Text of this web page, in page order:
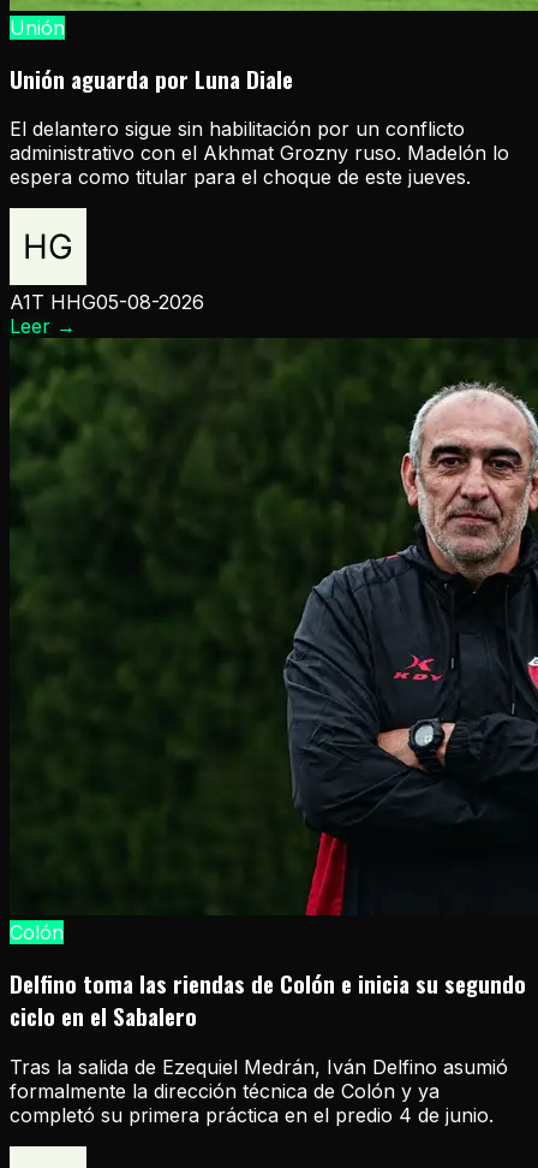
Unión
Unión aguarda por Luna Diale
El delantero sigue sin habilitación por un conflicto
administrativo con el Akhmat Grozny ruso. Madelón lo
espera como titular para el choque de este jueves.
A1T HHG05-08-2026
Leer →
Colón
Delfino toma las riendas de Colón e inicia su segundo
ciclo en el Sabalero
Tras la salida de Ezequiel Medrán, Iván Delfino asumió
formalmente la dirección técnica de Colón y ya
completó su primera práctica en el predio 4 de junio.